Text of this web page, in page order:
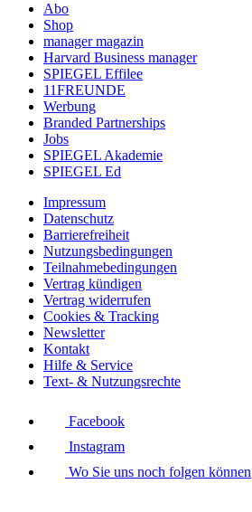
Abo
Shop
manager magazin
Harvard Business manager
SPIEGEL Effilee
11FREUNDE
Werbung
Branded Partnerships
Jobs
SPIEGEL Akademie
SPIEGEL Ed
Impressum
Datenschutz
Barrierefreiheit
Nutzungsbedingungen
Teilnahmebedingungen
Vertrag kündigen
Vertrag widerrufen
Cookies & Tracking
Newsletter
Kontakt
Hilfe & Service
Text- & Nutzungsrechte
Facebook
Instagram
Wo Sie uns noch folgen können